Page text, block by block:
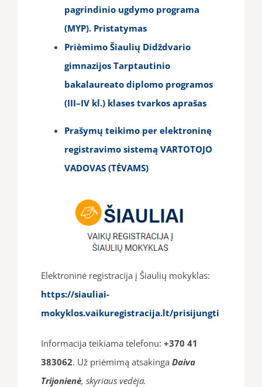
pagrindinio ugdymo programa
(MYP). Pristatymas
Priėmimo Šiaulių Didždvario
gimnazijos Tarptautinio
bakalaureato diplomo programos
(III–IV kl.) klases tvarkos aprašas
Prašymų teikimo per elektroninę
registravimo sistemą VARTOTOJO
VADOVAS (TĖVAMS)
Elektroninė registracija į Šiaulių mokyklas:
https://siauliai-
mokyklos.vaikuregistracija.lt/prisijungti
Informacija teikiama telefonu: +370 41
383062. Už priėmimą atsakinga Daiva
Trijonienė, skyriaus vedėja.